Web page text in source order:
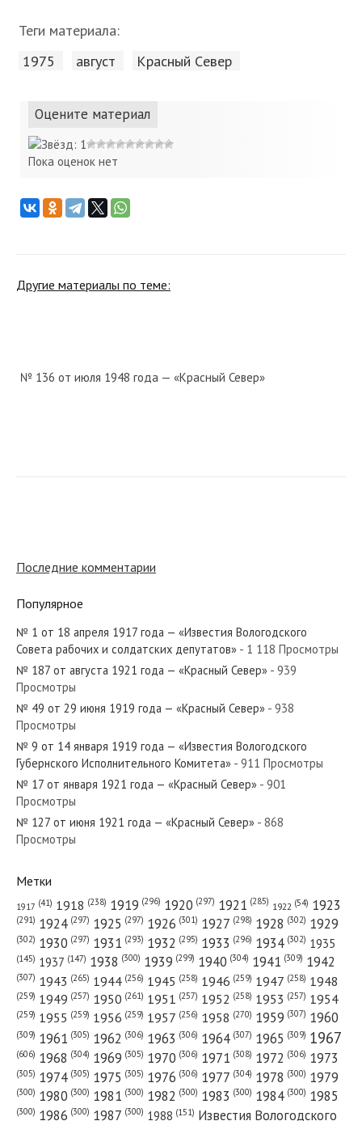
Теги материала:
1975 август Красный Cевер
Оцените материал
Пока оценок нет
Другие материалы по теме:
№ 136 от июля 1948 года — «Красный Север»
№ 24 от февраля 1955 года — «Красный Север»
№ 35 от февраля 1981 года — «Красный Север»
№ 198 от сентября 1923 года — «Красный Север»
№ 27 от февраля 1961 года — «Красный Север»
№ 279 от декабря 1977 года — «Красный Север»
Последние комментарии
Популярное
№ 1 от 18 апреля 1917 года — «Известия Вологодского
Совета рабочих и солдатских депутатов» - 1 118 Просмотры
№ 187 от августа 1921 года — «Красный Север» - 939
Просмотры
№ 49 от 29 июня 1919 года — «Красный Север» - 938
Просмотры
№ 9 от 14 января 1919 года — «Известия Вологодского
Губернского Исполнительного Комитета» - 911 Просмотры
№ 17 от января 1921 года — «Красный Север» - 901
Просмотры
№ 127 от июня 1921 года — «Красный Север» - 868
Просмотры
Метки
1917 (41) 1918 (238) 1919 (296) 1920 (297) 1921 (285) 1922 (54) 1923
(291) 1924 (297) 1925 (297) 1926 (301) 1927 (298) 1928 (302) 1929
(302) 1930 (297) 1931 (293) 1932 (295) 1933 (296) 1934 (302) 1935
(145) 1937 (147) 1938 (300) 1939 (299) 1940 (304) 1941 (309) 1942
(307) 1943 (265) 1944 (256) 1945 (258) 1946 (259) 1947 (258) 1948
(259) 1949 (257) 1950 (261) 1951 (257) 1952 (258) 1953 (257) 1954
(259) 1955 (259) 1956 (259) 1957 (256) 1958 (270) 1959 (307) 1960
(309) 1961 (305) 1962 (306) 1963 (306) 1964 (307) 1965 (309) 1967
(606) 1968 (304) 1969 (305) 1970 (306) 1971 (308) 1972 (306) 1973
(305) 1974 (305) 1975 (305) 1976 (306) 1977 (304) 1978 (300) 1979
(300) 1980 (300) 1981 (300) 1982 (300) 1983 (300) 1984 (300) 1985
(300) 1986 (300) 1987 (300) 1988 (151) Известия Вологодского